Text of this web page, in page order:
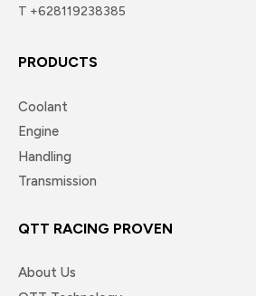
T +628119238385
PRODUCTS
Coolant
Engine
Handling
Transmission
QTT RACING PROVEN
About Us